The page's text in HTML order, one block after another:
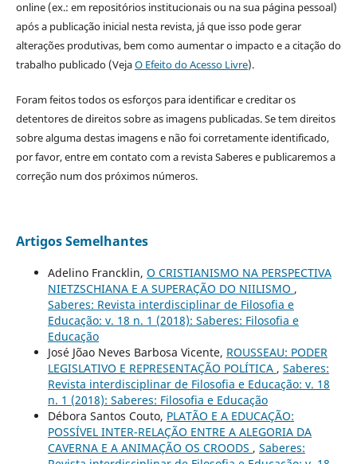
online (ex.: em repositórios institucionais ou na sua página pessoal)
após a publicação inicial nesta revista, já que isso pode gerar
alterações produtivas, bem como aumentar o impacto e a citação do
trabalho publicado (VejaO Efeito do Acesso Livre).
Foram feitos todos os esforços para identificar e creditar os
detentores de direitos sobre as imagens publicadas. Se tem direitos
sobre alguma destas imagens e não foi corretamente identificado,
por favor, entre em contato com a revista Saberes e publicaremos a
correção num dos próximos números.
Artigos Semelhantes
Adelino Francklin, O CRISTIANISMO NA PERSPECTIVA
NIETZSCHIANA E A SUPERAÇÃO DO NIILISMO ,
Saberes: Revista interdisciplinar de Filosofia e
Educação: v. 18 n. 1 (2018): Saberes: Filosofia e
Educação
José Jõao Neves Barbosa Vicente, ROUSSEAU: PODER
LEGISLATIVO E REPRESENTAÇÃO POLÍTICA , Saberes:
Revista interdisciplinar de Filosofia e Educação: v. 18
n. 1 (2018): Saberes: Filosofia e Educação
Débora Santos Couto, PLATÃO E A EDUCAÇÃO:
POSSÍVEL INTER-RELAÇÃO ENTRE A ALEGORIA DA
CAVERNA E A ANIMAÇÃO OS CROODS , Saberes: